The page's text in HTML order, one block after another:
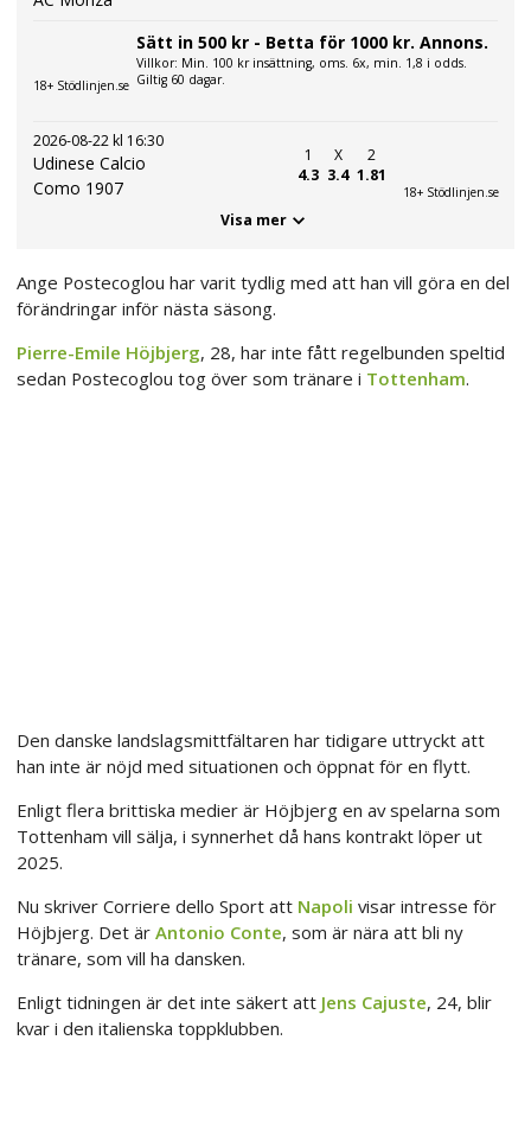
18+ Stödlinjen.se
Sätt in 500 kr - Betta för 1000 kr. Annons.
Villkor: Min. 100 kr insättning, oms. 6x, min. 1,8 i odds.
Giltig 60 dagar.
2026-08-22 kl 16:30
Udinese Calcio
Como 1907
1
4.3
X
3.4
2
1.81
18+ Stödlinjen.se
Visa mer
Ange Postecoglou har varit tydlig med att han vill göra en del
förändringar inför nästa säsong.
Pierre-Emile Höjbjerg, 28, har inte fått regelbunden speltid
sedan Postecoglou tog över som tränare i Tottenham.
Den danske landslagsmittfältaren har tidigare uttryckt att
han inte är nöjd med situationen och öppnat för en flytt.
Enligt flera brittiska medier är Höjbjerg en av spelarna som
Tottenham vill sälja, i synnerhet då hans kontrakt löper ut
2025.
Nu skriver Corriere dello Sport att Napoli visar intresse för
Höjbjerg. Det är Antonio Conte, som är nära att bli ny
tränare, som vill ha dansken.
Enligt tidningen är det inte säkert att Jens Cajuste, 24, blir
kvar i den italienska toppklubben.